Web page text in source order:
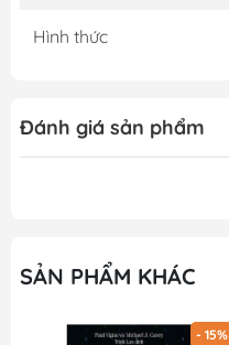
Hình thức
Đánh giá sản phẩm
SẢN PHẨM KHÁC
- 15%